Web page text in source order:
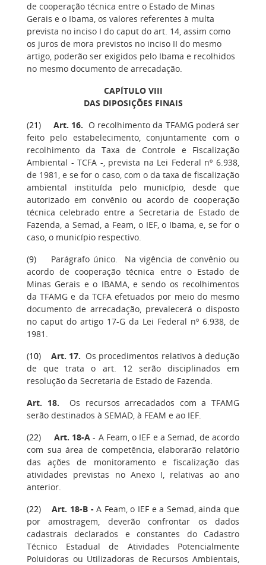
de cooperação técnica entre o Estado de Minas
Gerais e o Ibama, os valores referentes à multa
prevista no inciso I do caput do art. 14, assim como
os juros de mora previstos no inciso II do mesmo
artigo, poderão ser exigidos pelo Ibama e recolhidos
no mesmo documento de arrecadação.
CAPÍTULO VIII
DAS DIPOSIÇÕES FINAIS
(21)Art. 16. O recolhimento da TFAMG poderá ser
feito pelo estabelecimento, conjuntamente com o
recolhimento da Taxa de Controle e Fiscalização
Ambiental - TCFA -, prevista na Lei Federal nº 6.938,
de 1981, e se for o caso, com o da taxa de fiscalização
ambiental instituída pelo município, desde que
autorizado em convênio ou acordo de cooperação
técnica celebrado entre a Secretaria de Estado de
Fazenda, a Semad, a Feam, o IEF, o Ibama, e, se for o
caso, o município respectivo.
(9) Parágrafo único. Na vigência de convênio ou
acordo de cooperação técnica entre o Estado de
Minas Gerais e o IBAMA, e sendo os recolhimentos
da TFAMG e da TCFA efetuados por meio do mesmo
documento de arrecadação, prevalecerá o disposto
no caput do artigo 17-G da Lei Federal nº 6.938, de
1981.
(10) Art. 17. Os procedimentos relativos à dedução
de que trata o art. 12 serão disciplinados em
resolução da Secretaria de Estado de Fazenda.
Art. 18. Os recursos arrecadados com a TFAMG
serão destinados à SEMAD, à FEAM e ao IEF.
(22) Art. 18-A - A Feam, o IEF e a Semad, de acordo
com sua área de competência, elaborarão relatório
das ações de monitoramento e fiscalização das
atividades previstas no Anexo I, relativas ao ano
anterior.
(22)Art. 18-B - A Feam, o IEF e a Semad, ainda que
por amostragem, deverão confrontar os dados
cadastrais declarados e constantes do Cadastro
Técnico Estadual de Atividades Potencialmente
Poluidoras ou Utilizadoras de Recursos Ambientais,